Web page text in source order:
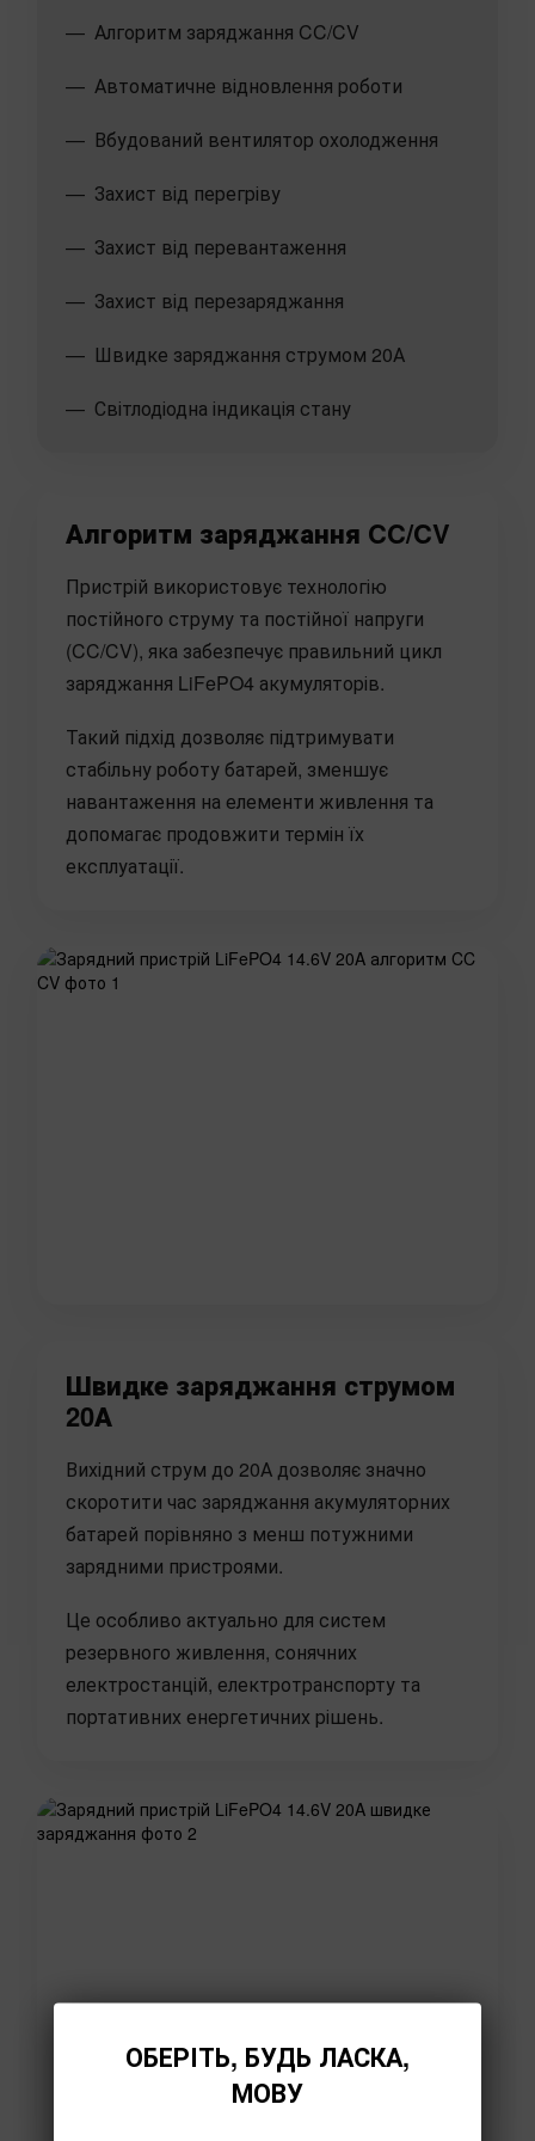
Алгоритм заряджання CC/CV
Автоматичне відновлення роботи
Вбудований вентилятор охолодження
Захист від перегріву
Захист від перевантаження
Захист від перезаряджання
Швидке заряджання струмом 20А
Світлодіодна індикація стану
Алгоритм заряджання CC/CV
Пристрій використовує технологію
постійного струму та постійної напруги
(CC/CV), яка забезпечує правильний цикл
заряджання LiFePO4 акумуляторів.
Такий підхід дозволяє підтримувати
стабільну роботу батарей, зменшує
навантаження на елементи живлення та
допомагає продовжити термін їх
експлуатації.
Швидке заряджання струмом
20А
Вихідний струм до 20А дозволяє значно
скоротити час заряджання акумуляторних
батарей порівняно з менш потужними
зарядними пристроями.
Це особливо актуально для систем
резервного живлення, сонячних
електростанцій, електротранспорту та
портативних енергетичних рішень.
ОБЕРІТЬ, БУДЬ ЛАСКА,
МОВУ